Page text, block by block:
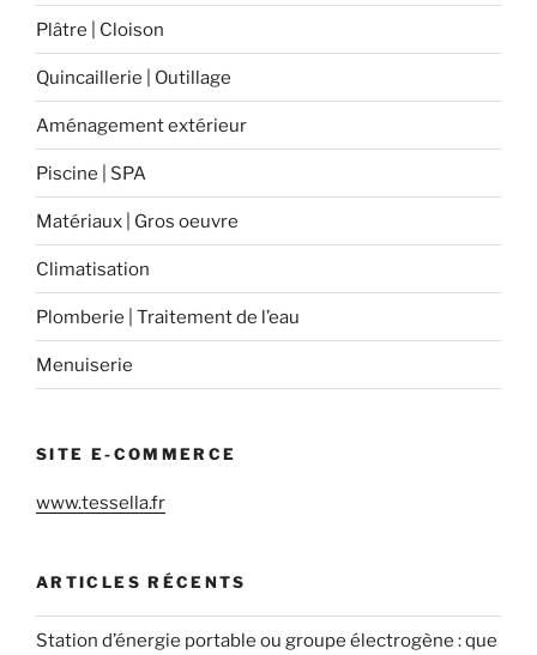
Plâtre | Cloison
Quincaillerie | Outillage
Aménagement extérieur
Piscine | SPA
Matériaux | Gros oeuvre
Climatisation
Plomberie | Traitement de l’eau
Menuiserie
SITE E-COMMERCE
www.tessella.fr
ARTICLES RÉCENTS
Station d’énergie portable ou groupe électrogène : que